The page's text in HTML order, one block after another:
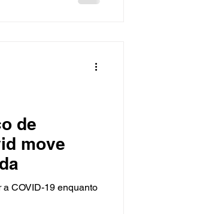
de
move
a COVID-19 enquanto